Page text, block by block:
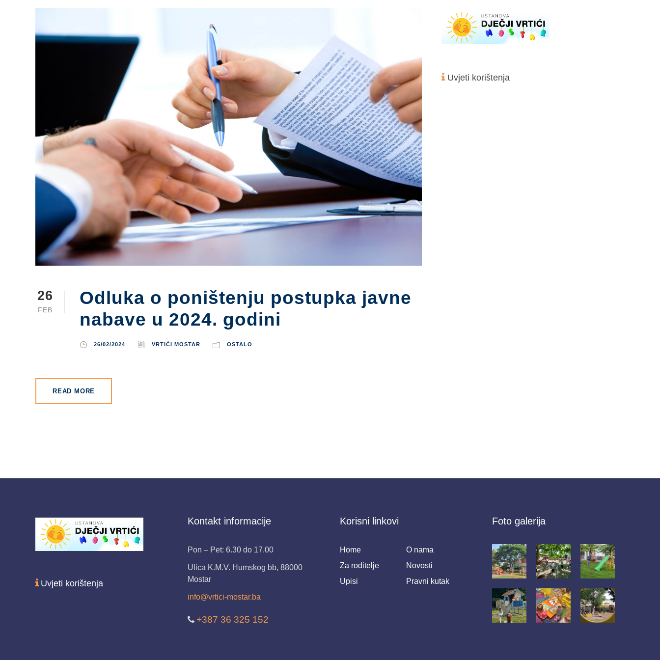
26
FEB
Odluka o poništenju postupka javne
nabave u 2024. godini
26/02/2024 VRTIĆI MOSTAR OSTALO
READ MORE
Uvjeti korištenja
Uvjeti korištenja
Kontakt informacije
Pon – Pet: 6.30 do 17.00
Ulica K.M.V. Humskog bb, 88000
Mostar
info@vrtici-mostar.ba
+387 36 325 152
Korisni linkovi
Home
O nama
Za roditelje
Novosti
Upisi
Pravni kutak
Foto galerija